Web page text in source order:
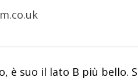
è suo il lato B più bello.